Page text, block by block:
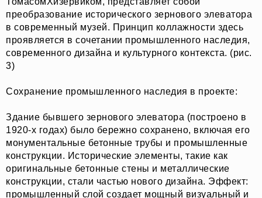
преобразование исторического зернового элеватора
в современный музей. Принцип коллажности здесь
проявляется в сочетании промышленного наследия,
современного дизайна и культурного контекста. (рис.
3)
Сохранение промышленного наследия в проекте:
Здание бывшего зернового элеватора (построено в
1920-х годах) было бережно сохранено, включая его
монументальные бетонные трубы и промышленные
конструкции. Исторические элементы, такие как
оригинальные бетонные стены и металлические
конструкции, стали частью нового дизайна. Эффект:
промышленный слой создает мощный визуальный и